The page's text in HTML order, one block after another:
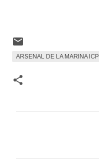
ARSENAL DE LA MARINA ICP